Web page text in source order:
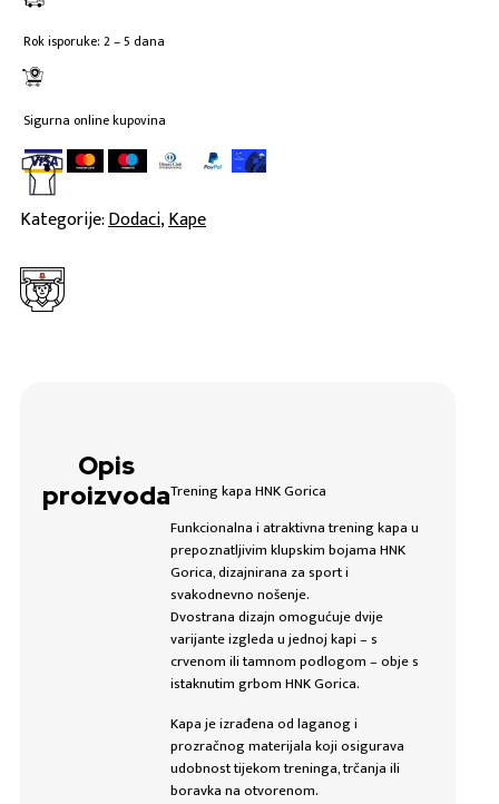
Rok isporuke: 2 – 5 dana
Sigurna online kupovina
Kategorije:Dodaci,Kape
Opis
proizvodaTrening kapa HNK Gorica
Funkcionalna i atraktivna trening kapa u
prepoznatljivim klupskim bojama HNK
Gorica, dizajnirana za sport i
svakodnevno nošenje.
Dvostrana dizajn omogućuje dvije
varijante izgleda u jednoj kapi – s
crvenom ili tamnom podlogom – obje s
istaknutim grbom HNK Gorica.
Kapa je izrađena od laganog i
prozračnog materijala koji osigurava
udobnost tijekom treninga, trčanja ili
boravka na otvorenom.